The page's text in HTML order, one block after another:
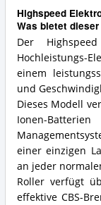
Highspeed
Was bietet
Der
einem
und
Dieses Modell
Ionen-
einer einzigen
an jeder
Roller verfügt
effektive CBS-